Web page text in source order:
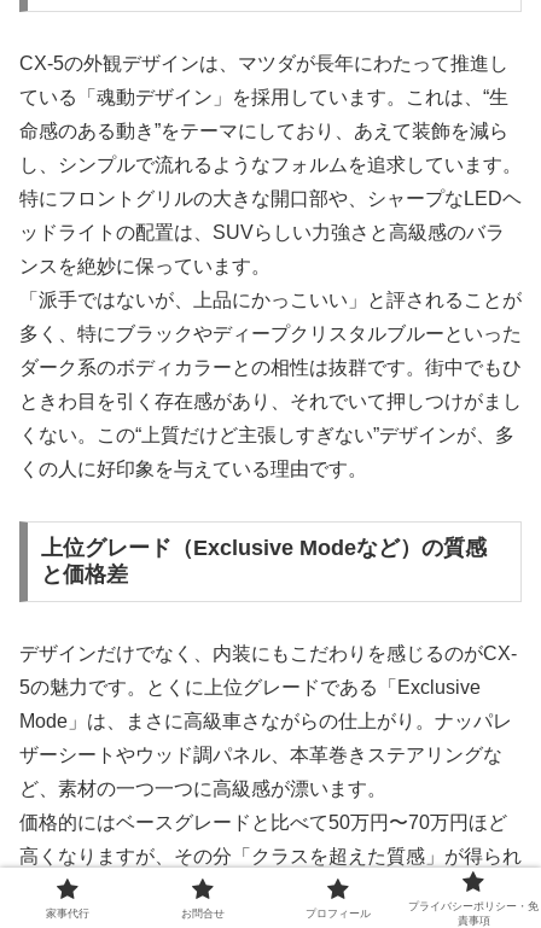
CX-5の外観デザインは、マツダが長年にわたって推進し
ている「魂動デザイン」を採用しています。これは、“生
命感のある動き”をテーマにしており、あえて装飾を減ら
し、シンプルで流れるようなフォルムを追求しています。
特にフロントグリルの大きな開口部や、シャープなLEDヘ
ッドライトの配置は、SUVらしい力強さと高級感のバラ
ンスを絶妙に保っています。
「派手ではないが、上品にかっこいい」と評されることが
多く、特にブラックやディープクリスタルブルーといった
ダーク系のボディカラーとの相性は抜群です。街中でもひ
ときわ目を引く存在感があり、それでいて押しつけがまし
くない。この“上質だけど主張しすぎない”デザインが、多
くの人に好印象を与えている理由です。
上位グレード（Exclusive Modeなど）の質感
と価格差
デザインだけでなく、内装にもこだわりを感じるのがCX-
5の魅力です。とくに上位グレードである「Exclusive
Mode」は、まさに高級車さながらの仕上がり。ナッパレ
ザーシートやウッド調パネル、本革巻きステアリングな
ど、素材の一つ一つに高級感が漂います。
価格的にはベースグレードと比べて50万円〜70万円ほど
高くなりますが、その分「クラスを超えた質感」が得られ
るという満足度は非常に高いです。競合記事にもあるよう
家事代行 お問合せ プロフィール
プライバシーポリシー・免
責事項